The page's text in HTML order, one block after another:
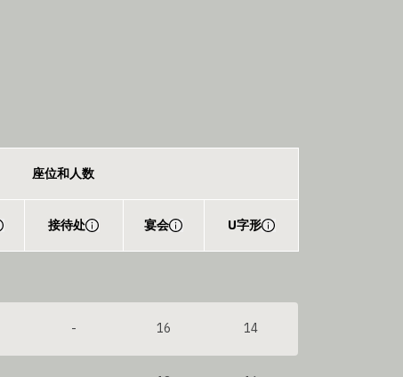
座位和人数
接待处 宴会 U字形
- 16 14